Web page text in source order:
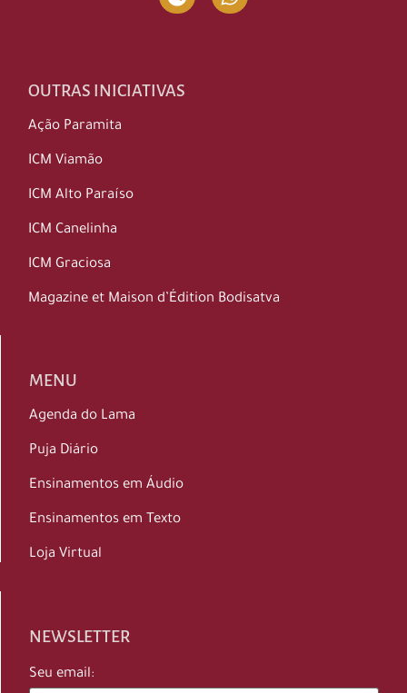
OUTRAS INICIATIVAS
Ação Paramita
ICM Viamão
ICM Alto Paraíso
ICM Canelinha
ICM Graciosa
Magazine et Maison d’Édition Bodisatva
MENU
Agenda do Lama
Puja Diário
Ensinamentos em Áudio
Ensinamentos em Texto
Loja Virtual
NEWSLETTER
Seu email: